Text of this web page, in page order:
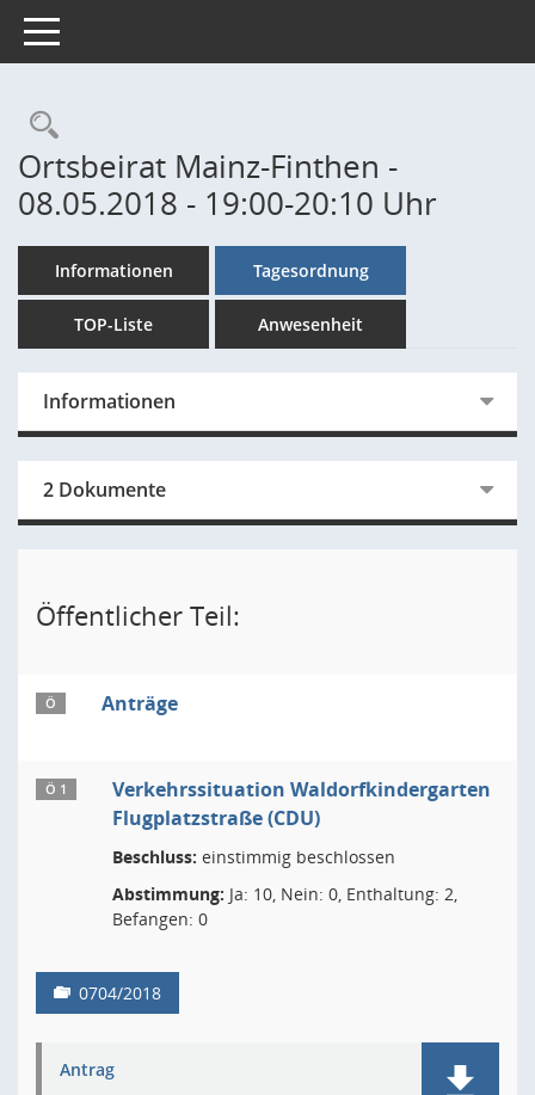
Toggle navigation
Rechercheauswahl
Ortsbeirat Mainz-Finthen -
08.05.2018 - 19:00-20:10 Uhr
Informationen Tagesordnung
TOP-Liste Anwesenheit
Informationen
2 Dokumente
Öffentlicher Teil:
Ö Anträge
Ö 1
Verkehrssituation Waldorfkindergarten
Flugplatzstraße (CDU)
Beschluss: einstimmig beschlossen
Abstimmung: Ja: 10, Nein: 0, Enthaltung: 2,
Befangen: 0
0704/2018
Antrag